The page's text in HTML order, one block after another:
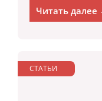
Читать далее
СТАТЬИ